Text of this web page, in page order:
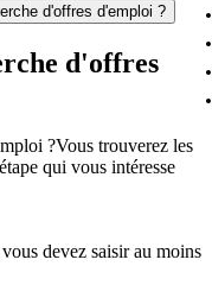
d'offres d'emploi ?
d'offres
?Vous trouverez les
qui vous intéresse
devez saisir au moins